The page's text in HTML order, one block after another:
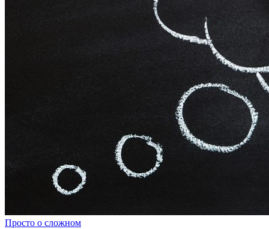
Просто о сложном